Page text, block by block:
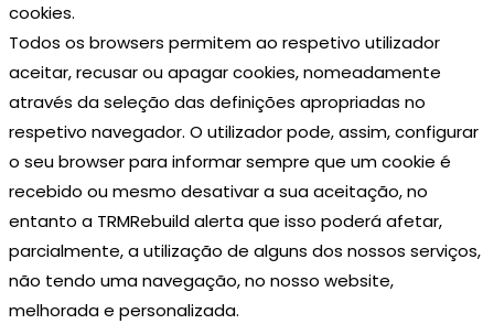
cookies.
Todos os browsers permitem ao respetivo utilizador
aceitar, recusar ou apagar cookies, nomeadamente
através da seleção das definições apropriadas no
respetivo navegador. O utilizador pode, assim, configurar
o seu browser para informar sempre que um cookie é
recebido ou mesmo desativar a sua aceitação, no
entanto a TRMRebuild alerta que isso poderá afetar,
parcialmente, a utilização de alguns dos nossos serviços,
não tendo uma navegação, no nosso website,
melhorada e personalizada.